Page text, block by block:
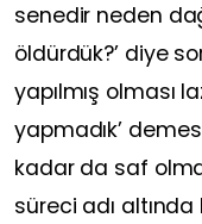
senedir neden
öldürdük?’ diye
yapılmış olması
yapmadık’
kadar da saf
süreci adı altında